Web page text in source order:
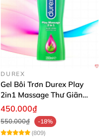
DUREX
Gel Bôi Trơn Durex Play
2in1 Massage Thư Giãn
Hấp Dẫn 200ml
450.000₫
550.000₫
-18%
(809)